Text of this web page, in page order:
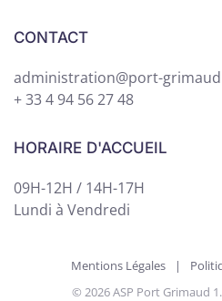
CONTACT
administration@port-
+ 33 4 94 56 27 48
HORAIRE D'ACCUEIL
09H-12H / 14H-17H
Lundi à Vendredi
Mentions Légales |
© 2026ASP Port Grimaud